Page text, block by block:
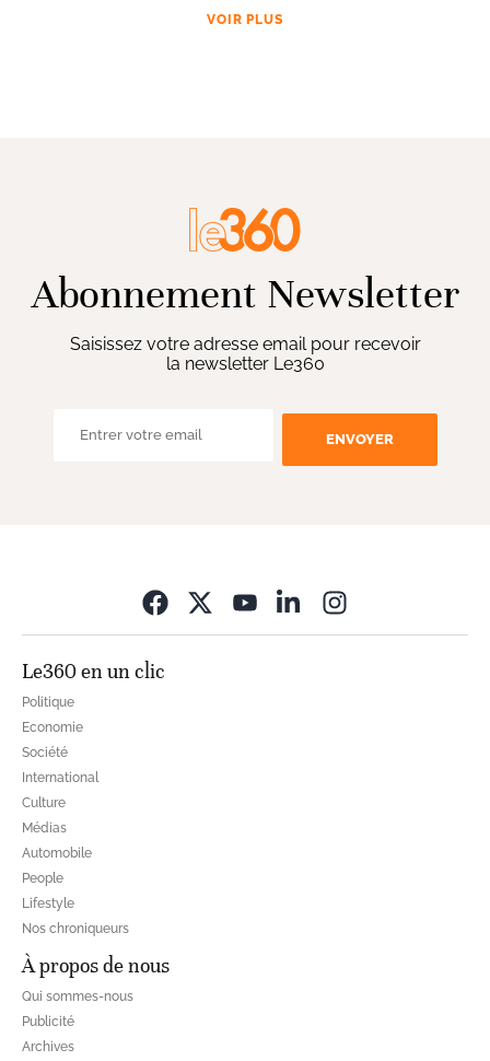
VOIR PLUS
Abonnement Newsletter
Saisissez votre adresse email pour recevoir
la newsletter Le360
ENVOYER
Le360 en un clic
Politique
Economie
Société
International
Culture
Médias
Automobile
People
Lifestyle
Nos chroniqueurs
À propos de nous
Qui sommes-nous
Publicité
Archives